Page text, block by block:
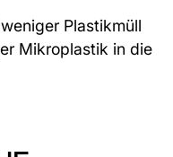
Plastikmüll
Mikroplastik in die